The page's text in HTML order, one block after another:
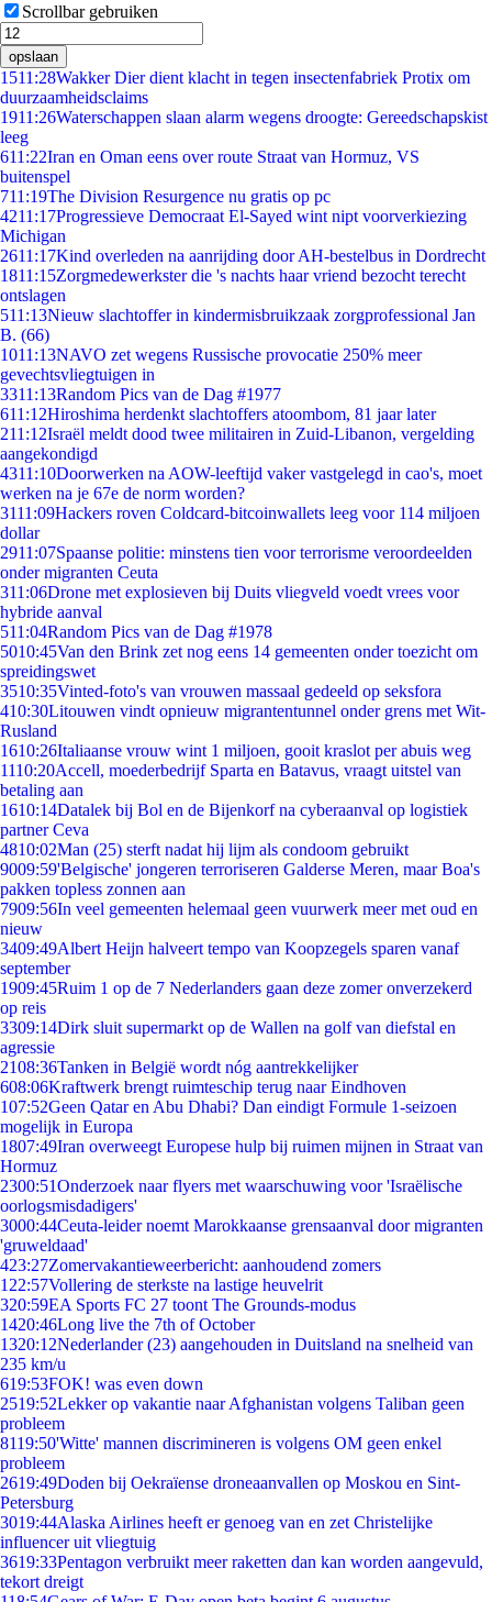
Scrollbar gebruiken
opslaan
1511:28Wakker Dier dient klacht in tegen insectenfabriek Protix om
duurzaamheidsclaims
1911:26Waterschappen slaan alarm wegens droogte: Gereedschapskist
leeg
611:22Iran en Oman eens over route Straat van Hormuz, VS
buitenspel
711:19The Division Resurgence nu gratis op pc
4211:17Progressieve Democraat El-Sayed wint nipt voorverkiezing
Michigan
2611:17Kind overleden na aanrijding door AH-bestelbus in Dordrecht
1811:15Zorgmedewerkster die 's nachts haar vriend bezocht terecht
ontslagen
511:13Nieuw slachtoffer in kindermisbruikzaak zorgprofessional Jan
B. (66)
1011:13NAVO zet wegens Russische provocatie 250% meer
gevechtsvliegtuigen in
3311:13Random Pics van de Dag #1977
611:12Hiroshima herdenkt slachtoffers atoombom, 81 jaar later
211:12Israël meldt dood twee militairen in Zuid-Libanon, vergelding
aangekondigd
4311:10Doorwerken na AOW-leeftijd vaker vastgelegd in cao's, moet
werken na je 67e de norm worden?
3111:09Hackers roven Coldcard-bitcoinwallets leeg voor 114 miljoen
dollar
2911:07Spaanse politie: minstens tien voor terrorisme veroordeelden
onder migranten Ceuta
311:06Drone met explosieven bij Duits vliegveld voedt vrees voor
hybride aanval
511:04Random Pics van de Dag #1978
5010:45Van den Brink zet nog eens 14 gemeenten onder toezicht om
spreidingswet
3510:35Vinted-foto's van vrouwen massaal gedeeld op seksfora
410:30Litouwen vindt opnieuw migrantentunnel onder grens met Wit-
Rusland
1610:26Italiaanse vrouw wint 1 miljoen, gooit kraslot per abuis weg
1110:20Accell, moederbedrijf Sparta en Batavus, vraagt uitstel van
betaling aan
1610:14Datalek bij Bol en de Bijenkorf na cyberaanval op logistiek
partner Ceva
4810:02Man (25) sterft nadat hij lijm als condoom gebruikt
9009:59'Belgische' jongeren terroriseren Galderse Meren, maar Boa's
pakken topless zonnen aan
7909:56In veel gemeenten helemaal geen vuurwerk meer met oud en
nieuw
3409:49Albert Heijn halveert tempo van Koopzegels sparen vanaf
september
1909:45Ruim 1 op de 7 Nederlanders gaan deze zomer onverzekerd
op reis
3309:14Dirk sluit supermarkt op de Wallen na golf van diefstal en
agressie
2108:36Tanken in België wordt nóg aantrekkelijker
608:06Kraftwerk brengt ruimteschip terug naar Eindhoven
107:52Geen Qatar en Abu Dhabi? Dan eindigt Formule 1-seizoen
mogelijk in Europa
1807:49Iran overweegt Europese hulp bij ruimen mijnen in Straat van
Hormuz
2300:51Onderzoek naar flyers met waarschuwing voor 'Israëlische
oorlogsmisdadigers'
3000:44Ceuta-leider noemt Marokkaanse grensaanval door migranten
'gruweldaad'
423:27Zomervakantieweerbericht: aanhoudend zomers
1 22:57Vollering de sterkste na lastige heuvelrit
320:59EA Sports FC 27 toont The Grounds-modus
1420:46Long live the 7th of October
1320:12Nederlander (23) aangehouden in Duitsland na snelheid van
235 km/u
619:53FOK! was even down
2519:52Lekker op vakantie naar Afghanistan volgens Taliban geen
probleem
8119:50'Witte' mannen discrimineren is volgens OM geen enkel
probleem
2619:49Doden bij Oekraïense droneaanvallen op Moskou en Sint-
Petersburg
3019:44Alaska Airlines heeft er genoeg van en zet Christelijke
influencer uit vliegtuig
3619:33Pentagon verbruikt meer raketten dan kan worden aangevuld,
tekort dreigt